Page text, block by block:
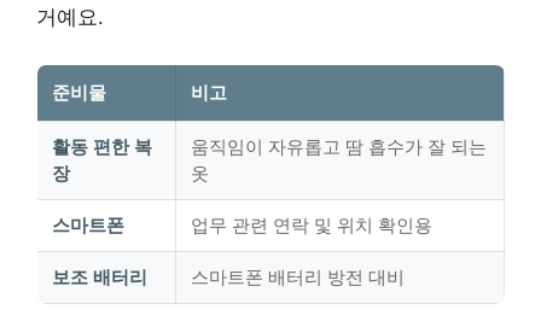
거예요.
준비물 비고
활동 편한 복
장
움직임이 자유롭고 땀 흡수가 잘 되는
옷
스마트폰 업무 관련 연락 및 위치 확인용
보조 배터리 스마트폰 배터리 방전 대비